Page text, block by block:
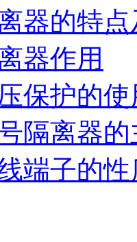
器的特
器作用
保护的使
隔离器
端子的性